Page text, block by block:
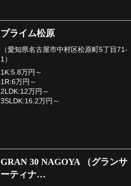
プライム松原
（愛知県名古屋市中村区松原町5丁目71-
1）
1K:5.8万円～
1R:6万円～
2LDK:12万円～
3SLDK:16.2万円～
GRAN 30 NAGOYA （グランサ
ーティナ…